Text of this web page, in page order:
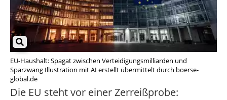
EU-Haushalt: Spagat zwischen Verteidigungsmilliarden und
Sparzwang Illustration mit AI erstellt übermittelt durch boerse-
global.de
Die EU steht vor einer Zerreißprobe: